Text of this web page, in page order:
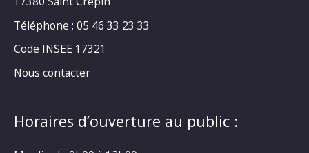
Téléphone : 05 46 33 23 33
Code INSEE 17321
Nous contacter
Horaires d’ouverture au public :